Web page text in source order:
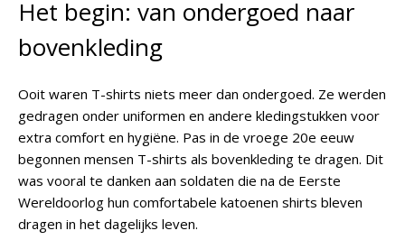
Het begin: van ondergoed naar
bovenkleding
Ooit waren T-shirts niets meer dan ondergoed. Ze werden
gedragen onder uniformen en andere kledingstukken voor
extra comfort en hygiëne. Pas in de vroege 20e eeuw
begonnen mensen T-shirts als bovenkleding te dragen. Dit
was vooral te danken aan soldaten die na de Eerste
Wereldoorlog hun comfortabele katoenen shirts bleven
dragen in het dagelijks leven.